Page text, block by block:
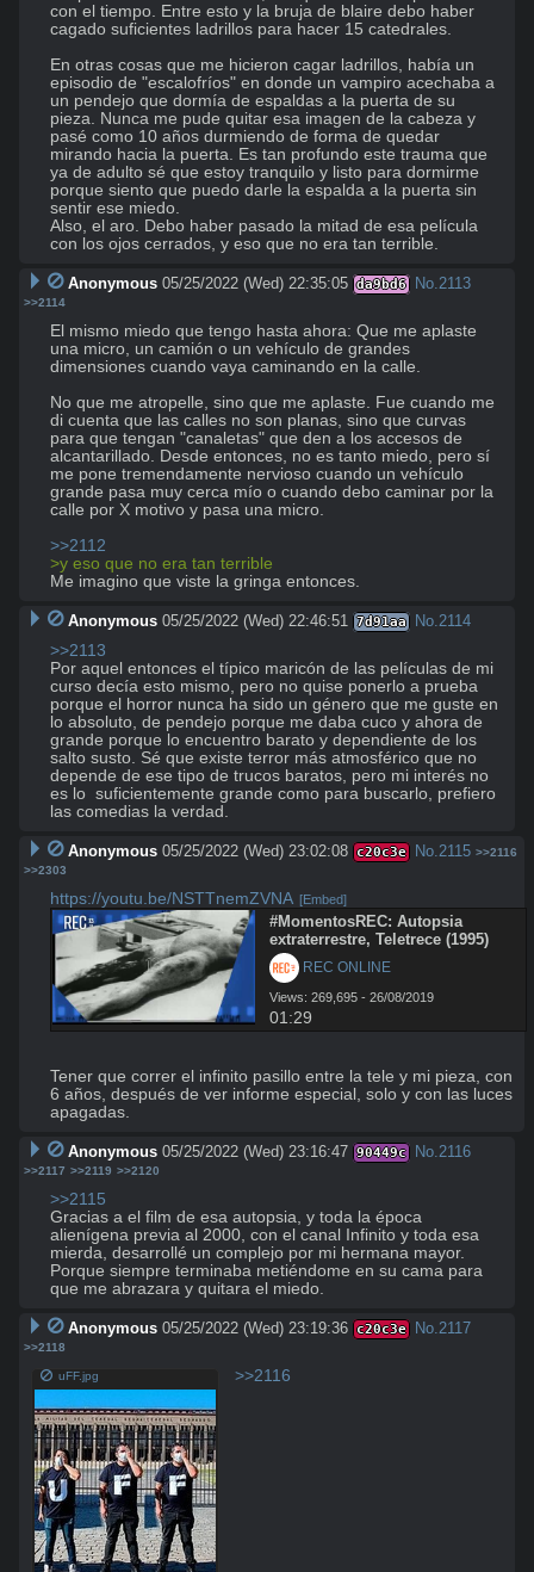
con el tiempo. Entre esto y la bruja de blaire debo haber
cagado suficientes ladrillos para hacer 15 catedrales.
En otras cosas que me hicieron cagar ladrillos, había un
episodio de "escalofríos" en donde un vampiro acechaba a
un pendejo que dormía de espaldas a la puerta de su
pieza. Nunca me pude quitar esa imagen de la cabeza y
pasé como 10 años durmiendo de forma de quedar
mirando hacia la puerta. Es tan profundo este trauma que
ya de adulto sé que estoy tranquilo y listo para dormirme
porque siento que puedo darle la espalda a la puerta sin
sentir ese miedo.
Also, el aro. Debo haber pasado la mitad de esa película
con los ojos cerrados, y eso que no era tan terrible.
Anonymous 05/25/2022 (Wed) 22:35:05 da9bd6 No. 2113
>>2114
El mismo miedo que tengo hasta ahora: Que me aplaste
una micro, un camión o un vehículo de grandes
dimensiones cuando vaya caminando en la calle.
No que me atropelle, sino que me aplaste. Fue cuando me
di cuenta que las calles no son planas, sino que curvas
para que tengan "canaletas" que den a los accesos de
alcantarillado. Desde entonces, no es tanto miedo, pero sí
me pone tremendamente nervioso cuando un vehículo
grande pasa muy cerca mío o cuando debo caminar por la
calle por X motivo y pasa una micro.
>>2112
>y eso que no era tan terrible
Me imagino que viste la gringa entonces.
Anonymous 05/25/2022 (Wed) 22:46:51 7d91aa No. 2114
>>2113
Por aquel entonces el típico maricón de las películas de mi
curso decía esto mismo, pero no quise ponerlo a prueba
porque el horror nunca ha sido un género que me guste en
lo absoluto, de pendejo porque me daba cuco y ahora de
grande porque lo encuentro barato y dependiente de los
salto susto. Sé que existe terror más atmosférico que no
depende de ese tipo de trucos baratos, pero mi interés no
es lo  suficientemente grande como para buscarlo, prefiero
las comedias la verdad.
Anonymous 05/25/2022 (Wed) 23:02:08 c20c3e No. 2115 >>2116
>>2303
https://youtu.be/NSTTnemZVNA [Embed]
#MomentosREC: Autopsia
extraterrestre, Teletrece (1995)
REC ONLINE
Views: 269,695 - 26/08/2019
01:29
Tener que correr el infinito pasillo entre la tele y mi pieza, con
6 años, después de ver informe especial, solo y con las luces
apagadas.
Anonymous 05/25/2022 (Wed) 23:16:47 90449c No. 2116
>>2117 >>2119 >>2120
>>2115
Gracias a el film de esa autopsia, y toda la época
alienígena previa al 2000, con el canal Infinito y toda esa
mierda, desarrollé un complejo por mi hermana mayor.
Porque siempre terminaba metiéndome en su cama para
que me abrazara y quitara el miedo.
Anonymous 05/25/2022 (Wed) 23:19:36 c20c3e No. 2117
>>2118
uFF.jpg >>2116